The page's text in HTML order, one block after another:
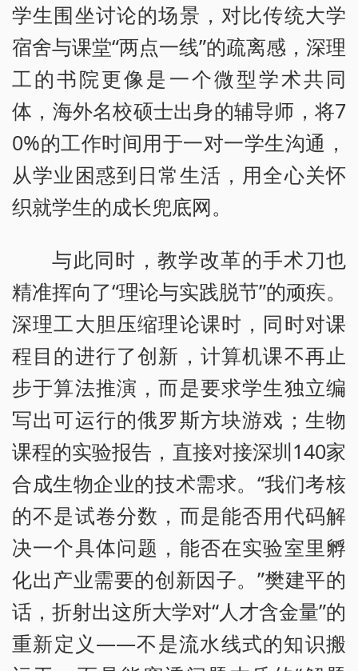
学生围坐讨论的场景，对比传统大学
宿舍与课堂“两点一线”的疏离感，深理
工的书院更像是一个微型学术共同
体，海外名校硕士出身的辅导师，将7
0%的工作时间用于一对一学生沟通，
从学业困惑到日常生活，用全心关怀
织就学生的成长兜底网。
与此同时，教学改革的手术刀也
精准挥向了“理论与实践脱节”的顽疾。
深理工大胆压缩理论课时，同时对课
程目的进行了创新，计算机课不再止
步于算法推演，而是要求学生独立编
写出可运行的俄罗斯方块游戏；生物
课程的实验报告，直接对接深圳140家
合成生物企业的技术需求。“我们考核
的不是试卷分数，而是能否用代码解
决一个具体问题，能否在实验室里孵
化出产业需要的创新因子。”樊建平的
话，折射出这所大学对“人才含金量”的
重新定义——不是流水线式的知识搬